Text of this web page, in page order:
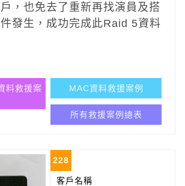
，也免去了重新再找演員及搭
發生，成功完成此Raid 5資料
料救援案
MAC資料救援案例
所有救援案例總表
228
客戶名稱